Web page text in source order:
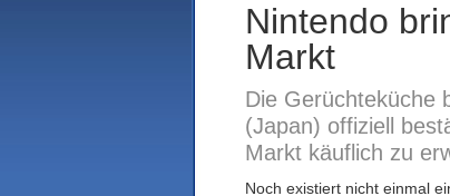
Nintendo
Markt
Die Gerüchteküche
(Japan) offiziell
Markt käuflich zu
Noch existiert nicht einmal